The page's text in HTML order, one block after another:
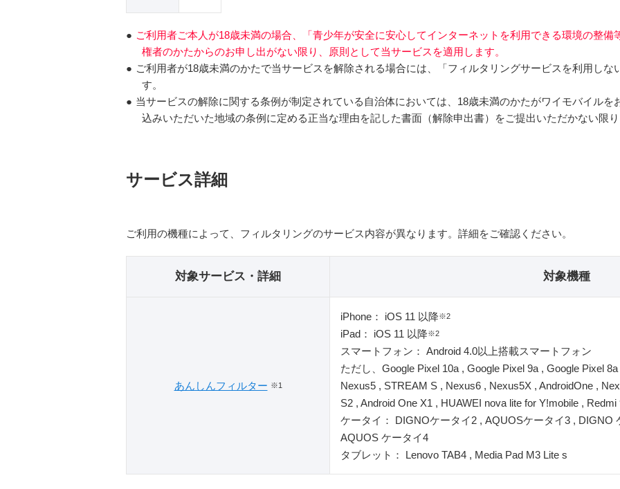
● ご利用者ご本人が18歳未満の場合、「青少年が安全に安心してインターネットを利用できる環境の整
権者のかたからのお申し出がない限り、原則として当サービスを適用します。
● ご利用者が18歳未満のかたで当サービスを解除される場合には、「フィルタリングサービスを利用し
す。
● 当サービスの解除に関する条例が制定されている自治体においては、18歳未満のかたがワイモバイル
込みいただいた地域の条例に定める正当な理由を記した書面（解除申出書）をご提出いただかない限
サービス詳細
ご利用の機種によって、フィルタリングのサービス内容が異なります。詳細をご確認ください。
対象サービス・詳細 対象機種
あんしんフィルター ※1
iPhone： iOS 11 以降※2
iPad： iOS 11 以降※2
スマートフォン： Android 4.0以上搭載スマートフォン
ただし、Google Pixel 10a , Google Pixel 9a , Google Pixel
Nexus5 , STREAM S , Nexus6 , Nexus5X , AndroidOne ,
S2 , Android One X1 , HUAWEI nova lite for Y!mobile ,
ケータイ： DIGNOケータイ2 , AQUOSケータイ3 , DIGNO
AQUOS ケータイ4
タブレット： Lenovo TAB4 , Media Pad M3 Lite s